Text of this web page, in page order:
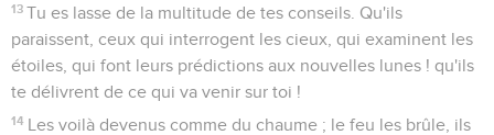
13 Tu es lasse de la multitude de tes conseils. Qu'ils
paraissent, ceux qui interrogent les cieux, qui examinent les
étoiles, qui font leurs prédictions aux nouvelles lunes ! qu'ils
te délivrent de ce qui va venir sur toi !
14 Les voilà devenus comme du chaume ; le feu les brûle, ils